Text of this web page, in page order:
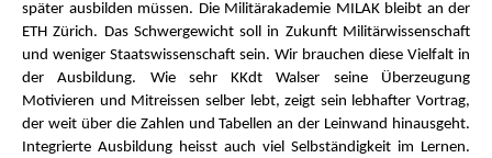
später ausbilden müssen. Die Militärakademie MILAK bleibt an der
ETH Zürich. Das Schwergewicht soll in Zukunft Militärwissenschaft
und weniger Staatswissenschaft sein. Wir brauchen diese Vielfalt in
der Ausbildung. Wie sehr KKdt Walser seine Überzeugung
Motivieren und Mitreissen selber lebt, zeigt sein lebhafter Vortrag,
der weit über die Zahlen und Tabellen an der Leinwand hinausgeht.
Integrierte Ausbildung heisst auch viel Selbständigkeit im Lernen.